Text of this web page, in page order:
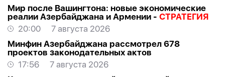
Мир после Вашингтона: новые экономические
реалии Азербайджана и Армении - СТРАТЕГИЯ
20:00
7 августа 2026
Минфин Азербайджана рассмотрел 678
проектов законодательных актов
17:56
7 августа 2026